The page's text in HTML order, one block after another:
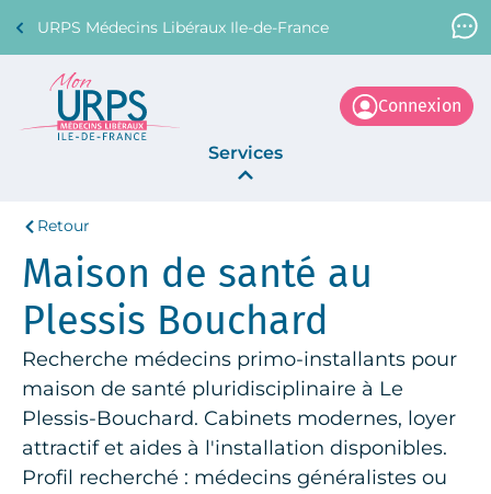
URPS Médecins Libéraux Ile-de-France
Support Médecin
01 45 45 45 45
Services
La Centrale
Connexion
Retour
Maison de santé au
Plessis Bouchard
Recherche médecins primo-installants pour
maison de santé pluridisciplinaire à Le
Plessis-Bouchard. Cabinets modernes, loyer
attractif et aides à l'installation disponibles.
Profil recherché : médecins généralistes ou